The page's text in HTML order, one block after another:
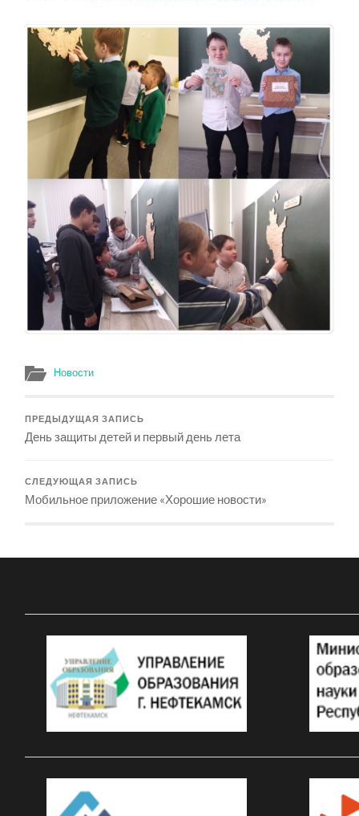
Новости
ПРЕДЫДУЩАЯ ЗАПИСЬ
День защиты детей и первый день лета
СЛЕДУЮЩАЯ ЗАПИСЬ
Мобильное приложение «Хорошие новости»